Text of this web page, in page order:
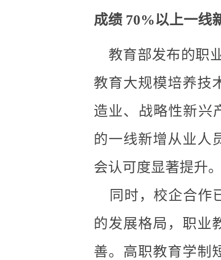
成绩 70%以上一线
教育部发布的职
教育大规模培养技
造业、战略性新兴
的一线新增从业人
会认可度显著提升
同时，校企合作
的发展格局，职业
善。 高职教育学制